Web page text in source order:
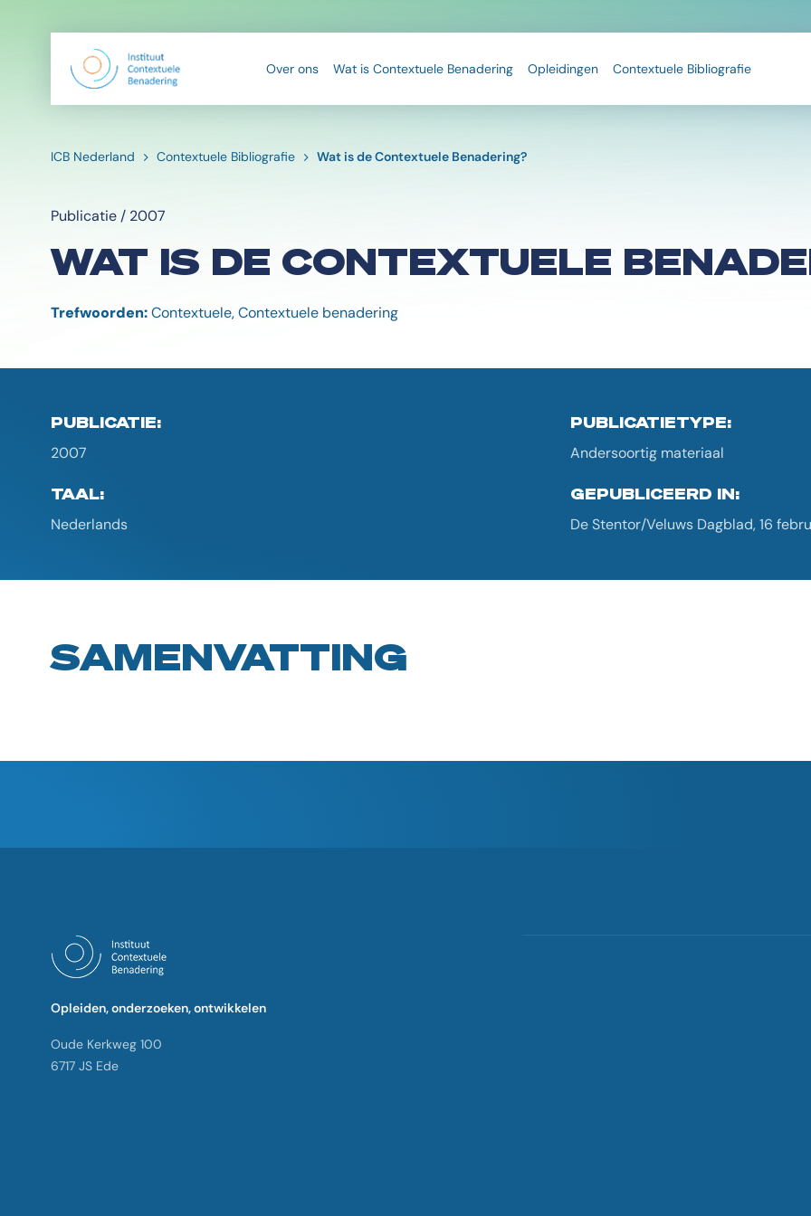
Over ons Wat is Contextuele Benadering Opleidingen Contextuele Bibliografie
ICB Nederland Contextuele Bibliografie Wat is de Contextuele Benadering?
Publicatie / 2007
WAT IS DE CONTEXTUELE
Trefwoorden:Contextuele, Contextuele benadering
PUBLICATIE:
2007
PUBLICATIETYPE:
Andersoortig materiaal
TAAL:
Nederlands
GEPUBLICEERD IN:
De Stentor/Veluws Dagblad, 16
SAMENVATTING
Opleiden, onderzoeken, ontwikkelen
Oude Kerkweg 100
6717 JS Ede